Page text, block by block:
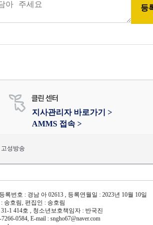
지사관리자 바로가기 >
AMMS 접속 >
고성방송
번호 : 경남 아 02613 , 등록연월일 : 2023년 10월 10일
송호림, 편집인 : 송호림
1 414호 , 청소년보호책임자 : 반국진
0584, E-mail : sngho67@naver.com